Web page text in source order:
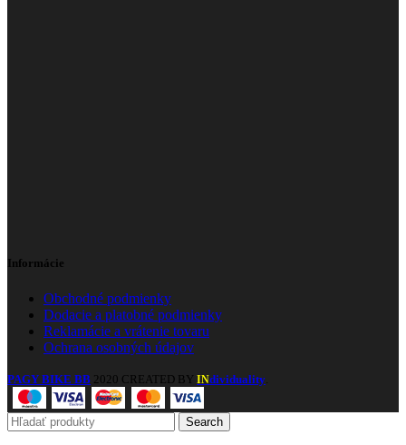
Informácie
Obchodné podmienky
Dodacie a platobné podmienky
Reklamácie a vrátenie tovaru
Ochrana osobných údajov
PAGY BIKE BB 2020 CREATED BY INdividuality.
Search